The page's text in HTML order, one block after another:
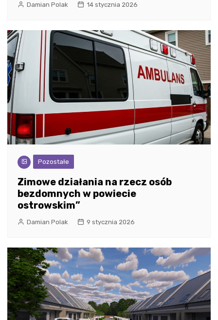
Damian Polak 14 stycznia 2026
Pozostałe
Zimowe działania na rzecz osób
bezdomnych w powiecie
ostrowskim”
Damian Polak 9 stycznia 2026